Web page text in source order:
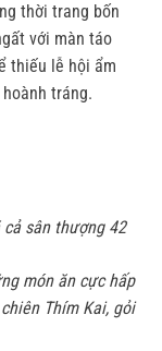
thời trang bốn
với màn táo
thiếu lễ hội ẩm
tráng.
sân thượng 42
món ăn cực hấp
Thím Kai, gỏi